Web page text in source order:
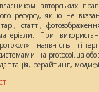
авторських
ресурсу, якщо не
статті,
При
наявність
на protocol.ua
рерайтинг,